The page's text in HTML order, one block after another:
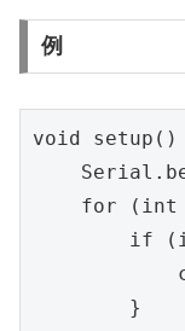
例
void
for (int
if
        }